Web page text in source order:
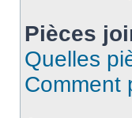
Pièces
Quelles
Comment